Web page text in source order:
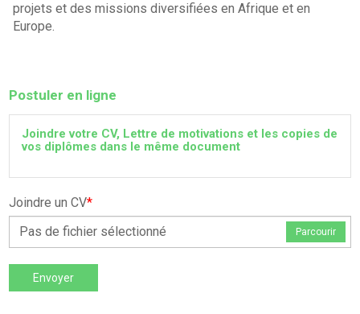
projets et des missions diversifiées en Afrique et en
Europe.
Postuler en ligne
Joindre votre CV, Lettre de motivations et les copies de
vos diplômes dans le même document
Joindre un CV*
Pas de fichier sélectionné
Parcourir
Envoyer